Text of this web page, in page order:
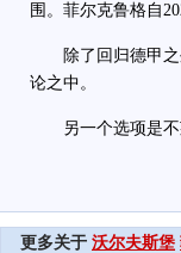
围。菲尔克鲁格自
除了回归德甲之
论之中。
另一个选项是不
更多关于 沃尔夫斯堡